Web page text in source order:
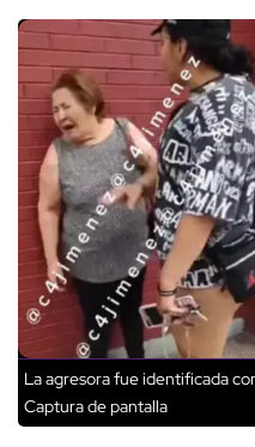
La agresora fue identificada
Captura de pantalla